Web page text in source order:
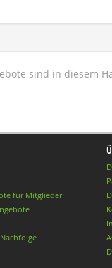
sind in diesem
für Mitglieder